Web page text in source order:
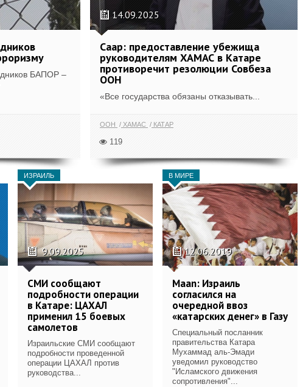
БАПОР –
14.09.2025
Саар: предоставление убежища
руководителям ХАМАС в Катаре
противоречит резолюции Совбеза
ООН
«Все государства обязаны отказывать...
ООН ХАМАС КАТАР
119
ИЗРАИЛЬ
9.09.2025
СМИ сообщают
подробности операции
в Катаре: ЦАХАЛ
применил 15 боевых
самолетов
Израильские СМИ сообщают
подробности проведенной
операции ЦАХАЛ против
руководства...
В МИРЕ
12.06.2019
Maan: Израиль
согласился на
очередной ввоз
«катарских денег» в Газу
Специальный посланник
правительства Катара
Мухаммад аль-Эмади
уведомил руководство
"Исламского движения
сопротивления"...